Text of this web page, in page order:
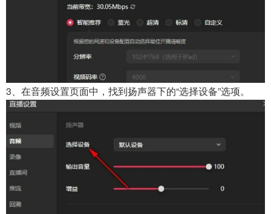
3、在音频设置页面中，找到扬声器下的“选择设备”选项。